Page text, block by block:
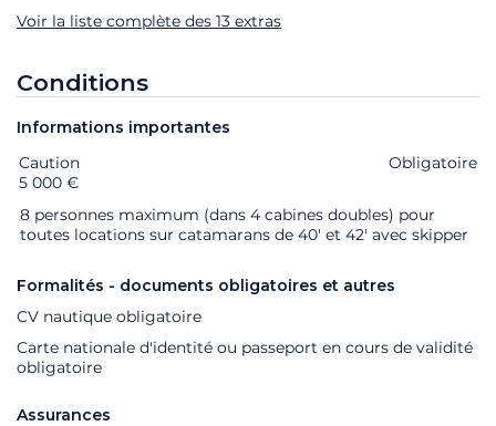
Voir la liste complète des 13 extras
Conditions
Informations importantes
Extras Statut
Caution
Obligatoire
5 000 €
8 personnes maximum (dans 4 cabines doubles) pour
toutes locations sur catamarans de 40' et 42' avec skipper
Formalités - documents obligatoires et autres
CV nautique obligatoire
Carte nationale d'identité ou passeport en cours de validité
obligatoire
Assurances